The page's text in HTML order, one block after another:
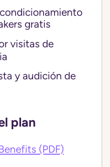
gratis
visitas de
y audición de
plan
(PDF)